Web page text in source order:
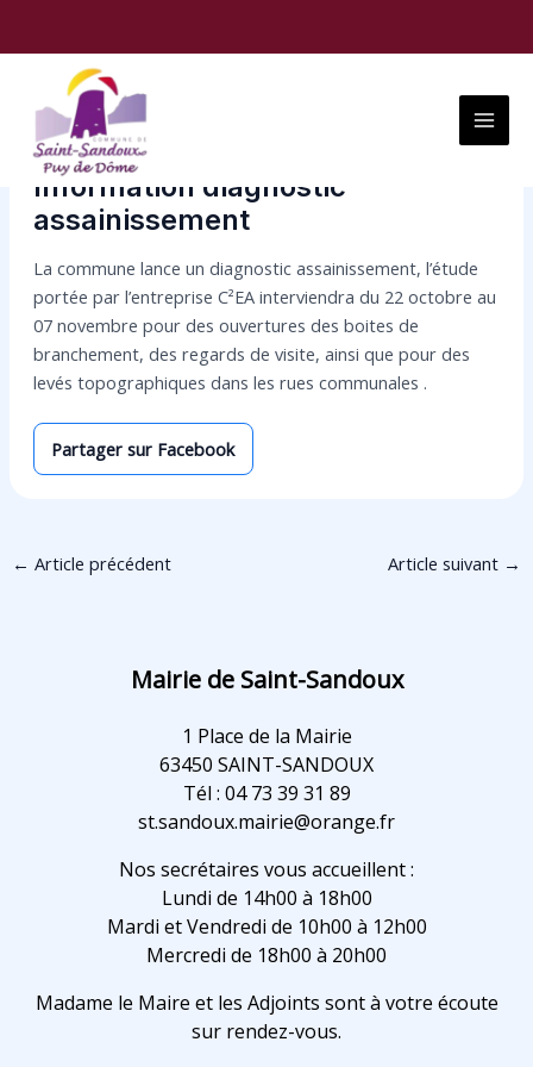
Menu
Information diagnostic
assainissement
La commune lance un diagnostic assainissement, l’étude
portée par l’entreprise C²EA interviendra du 22 octobre au
07 novembre pour des ouvertures des boites de
branchement, des regards de visite, ainsi que pour des
levés topographiques dans les rues communales .
Partager sur Facebook
← Article précédent Article suivant →
Mairie de Saint-Sandoux
1 Place de la Mairie
63450 SAINT-SANDOUX
Tél : 04 73 39 31 89
st.sandoux.mairie@orange.fr
Nos secrétaires vous accueillent :
Lundi de 14h00 à 18h00
Mardi et Vendredi de 10h00 à 12h00
Mercredi de 18h00 à 20h00
Madame le Maire et les Adjoints sont à votre écoute
sur rendez-vous.